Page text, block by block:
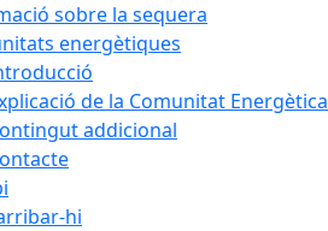
sobre la sequera
energètiques
de la Comunitat Energètica
addicional
hi